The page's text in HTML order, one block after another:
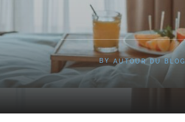
BY AUTOUR DU BLOG